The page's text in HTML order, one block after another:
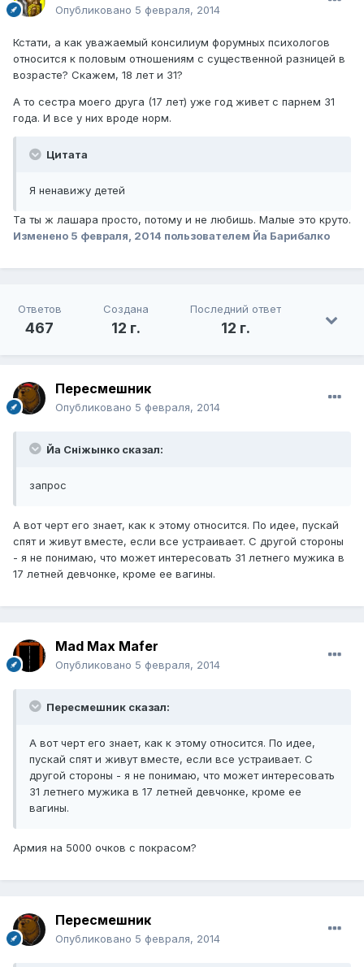
Опубликовано 5 февраля, 2014
Кстати, а как уважаемый консилиум форумных психологов
относится к половым отношениям с существенной разницей в
возрасте? Скажем, 18 лет и 31?
А то сестра моего друга (17 лет) уже год живет с парнем 31
года. И все у них вроде норм.
Цитата
Я ненавижу детей
Та ты ж лашара просто, потому и не любишь. Малые это круто.
Изменено 5 февраля, 2014 пользователем Йа Барибалко
Ответов
467
Создана
12 г.
Последний ответ
12 г.
Пересмешник
Опубликовано 5 февраля, 2014
Йа Сніжынко сказал:
запрос
А вот черт его знает, как к этому относится. По идее, пускай
спят и живут вместе, если все устраивает. С другой стороны
- я не понимаю, что может интересовать 31 летнего мужика в
17 летней девчонке, кроме ее вагины.
Mad Max Mafer
Опубликовано 5 февраля, 2014
Пересмешник сказал:
А вот черт его знает, как к этому относится. По идее,
пускай спят и живут вместе, если все устраивает. С
другой стороны - я не понимаю, что может интересовать
31 летнего мужика в 17 летней девчонке, кроме ее
вагины.
Армия на 5000 очков с покрасом?
Пересмешник
Опубликовано 5 февраля, 2014